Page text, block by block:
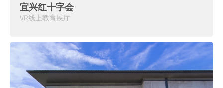
宜兴红十字会
VR线上教育展厅